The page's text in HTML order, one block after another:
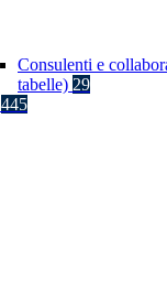
Consulenti e
tabelle) 29
445